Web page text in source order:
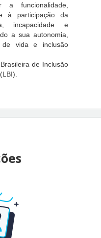
a funcionalidade,
à participação da
incapacidade e
a sua autonomia,
de vida e inclusão
de Inclusão